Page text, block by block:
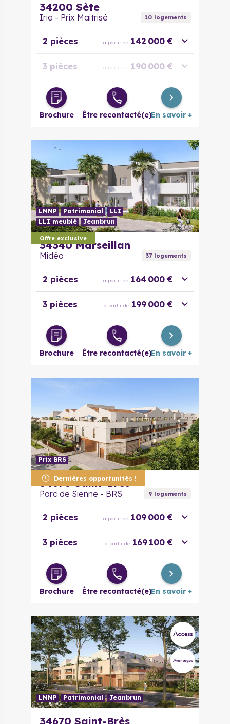
34200 Sète
Iria - Prix Maitrisé 10logements
2 pièces à partir de 142 000 €
3 pièces à partir de 190 000 €
4 pièces à partir de 269 000 €
Brochure Être recontacté(e)En savoir +
Offre exclusive
LMNP Patrimonial
LLI
LLI meublé
Jeanbrun
34340 Marseillan
Midéa 37logements
2 pièces à partir de 164 000 €
3 pièces à partir de 199 000 €
Brochure Être recontacté(e)En savoir +
Dernières opportunités !
Prix BRS
34670 Saint-Brès
Parc de Sienne - BRS 9logements
2 pièces à partir de 109 000 €
3 pièces à partir de 169 100 €
Brochure Être recontacté(e)En savoir +
LMNP Patrimonial Jeanbrun
34670 Saint-Brès